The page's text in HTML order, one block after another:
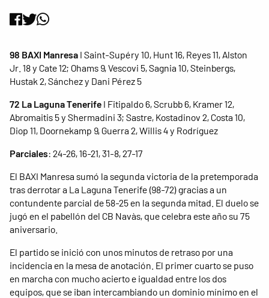
98 BAXI Manresa I Saint-Supéry 10, Hunt 16, Reyes 11, Alston
Jr. 18 y Cate 12; Ohams 9, Vescovi 5, Sagnia 10, Steinbergs,
Hustak 2, Sánchez y Dani Pérez 5
72 La Laguna Tenerife I Fitipaldo 6, Scrubb 6, Kramer 12,
Abromaitis 5 y Shermadini 3; Sastre, Kostadinov 2, Costa 10,
Diop 11, Doornekamp 9, Guerra 2, Willis 4 y Rodríguez
Parciales: 24-26, 16-21, 31-8, 27-17
El BAXI Manresa sumó la segunda victoria de la pretemporada
tras derrotar a La Laguna Tenerife (98-72) gracias a un
contundente parcial de 58-25 en la segunda mitad. El duelo se
jugó en el pabellón del CB Navàs, que celebra este año su 75
aniversario.
El partido se inició con unos minutos de retraso por una
incidencia en la mesa de anotación. El primer cuarto se puso
en marcha con mucho acierto e igualdad entre los dos
equipos, que se iban intercambiando un dominio mínimo en el